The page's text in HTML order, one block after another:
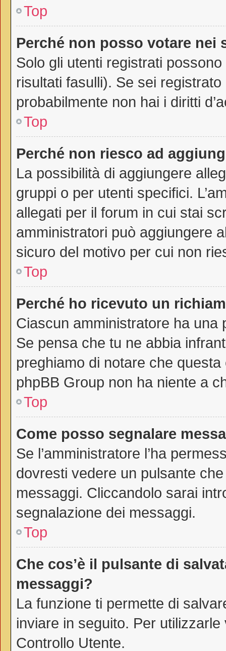
Top
Perché non posso votare nei
Solo gli utenti registrati
risultati fasulli). Se sei
probabilmente non hai i diritti
Top
Perché non riesco ad
La possibilità di aggiungere
gruppi o per utenti specifici.
allegati per il forum in cui stai
amministratori può aggiungere
sicuro del motivo per cui non
Top
Perché ho ricevuto un
Ciascun amministratore ha una
Se pensa che tu ne abbia
preghiamo di notare che
phpBB Group non ha niente a
Top
Come posso segnalare
Se l’amministratore l’ha
dovresti vedere un pulsante
messaggi. Cliccandolo sarai
segnalazione dei messaggi.
Top
Che cos’è il pulsante di
messaggi?
La funzione ti permette di
inviare in seguito. Per
Controllo Utente.